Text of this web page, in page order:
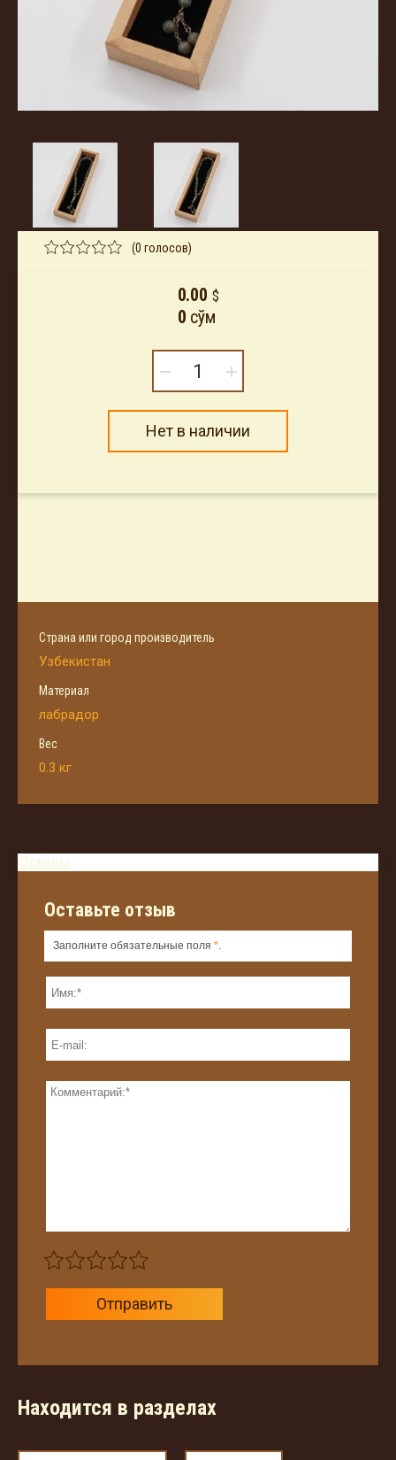
(0 голосов)
0.00 $
0 сўм
− +
Нет в наличии
Страна или город производитель
Узбекистан
Материал
лабрадор
Вес
0.3 кг
Отзывы
Оставьте отзыв
Заполните обязательные поля *.
Отправить
Находится в разделах